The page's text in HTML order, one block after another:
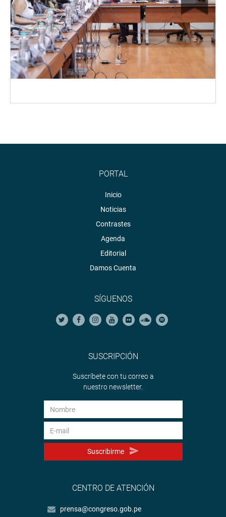
PORTAL
Inicio
Noticias
Contrastes
Agenda
Editorial
Damos Cuenta
SÍGUENOS
SUSCRIPCIÓN
Suscríbete con tu correo a
nuestro newsletter.
Suscribirme
CENTRO DE ATENCIÓN
prensa@congreso.gob.pe